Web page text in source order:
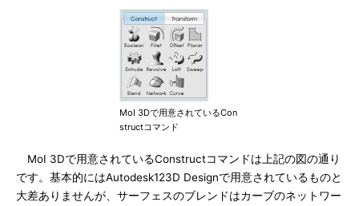
MoI 3Dで用意されているCon
structコマンド
MoI 3Dで用意されているConstructコマンドは上記の図の通り
です。基本的にはAutodesk123D Designで用意されているものと
大差ありませんが、サーフェスのブレンドはカーブのネットワー